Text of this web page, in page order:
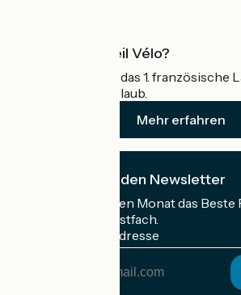
Was ist Accueil Vélo?
Accueil Vélo ist das 1. französische
Radfahrer im Urlaub.
Mehr erfahren
Ich abonniere den Newsletter
Erhalten Sie jeden Monat das
Rad in Ihrem Postfach.
Meine E-Mail-Adresse